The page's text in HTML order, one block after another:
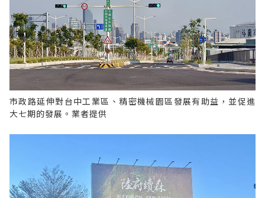
市政路延伸對台中工業區、精密機械園區發展有助益，並促進
大七期的發展。業者提供